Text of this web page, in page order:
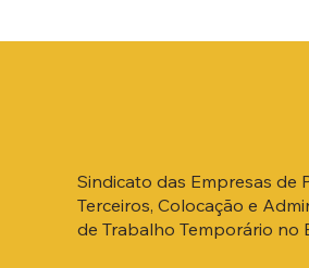
Sindicato das Empresas de
Terceiros, Colocação e
de Trabalho Temporário no